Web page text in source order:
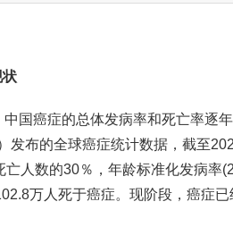
状
中国癌症的总体发病率和死亡率逐
发布的全球癌症统计数据，截至
人数的30％，年龄标准化发病率
万人死于癌症。现阶段，癌症